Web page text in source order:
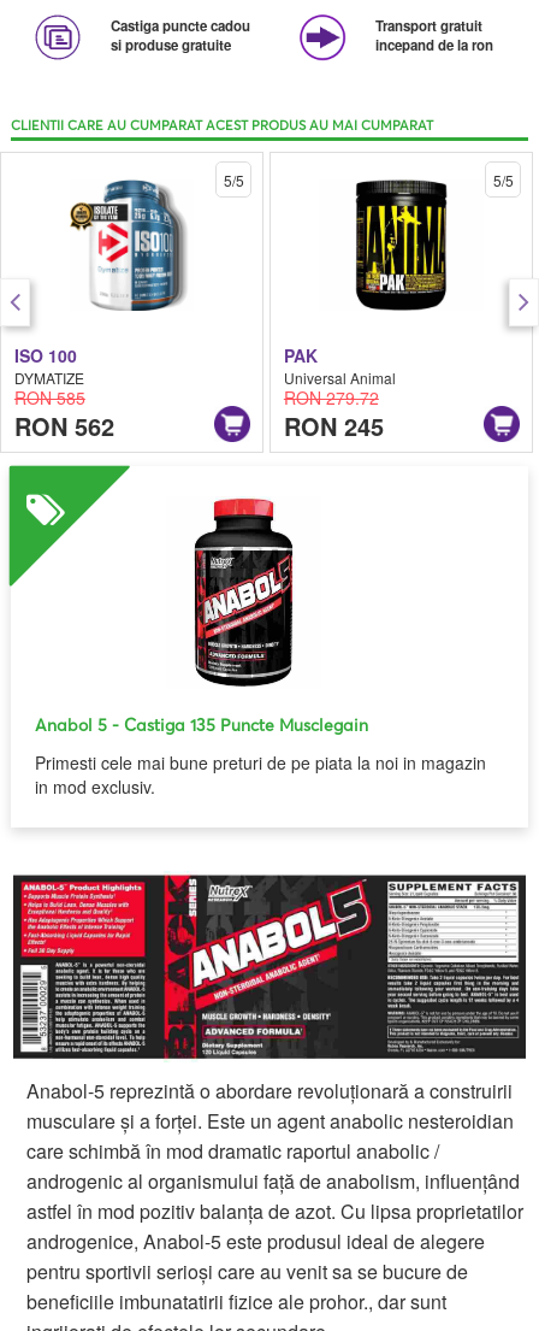
Castiga puncte cadou
si produse gratuite
Transport gratuit
incepand de la ron
CLIENTII CARE AU CUMPARAT ACEST PRODUS AU MAI CUMPARAT
ISO 100
DYMATIZE
RON 585
RON 562
5/5
PAK
Universal Animal
RON 279.72
RON 245
5/5
Anabol 5- Castiga 135 Puncte Musclegain
Primesti cele mai bune preturi de pe piata la noi in magazin
in mod exclusiv.
Anabol-5 reprezintă o abordare revoluționară a construirii
musculare și a forței. Este un agent anabolic nesteroidian
care schimbă în mod dramatic raportul anabolic /
androgenic al organismului față de anabolism, influențând
astfel în mod pozitiv balanța de azot. Cu lipsa proprietatilor
androgenice, Anabol-5 este produsul ideal de alegere
pentru sportivii serioși care au venit sa se bucure de
beneficiile imbunatatirii fizice ale prohor., dar sunt